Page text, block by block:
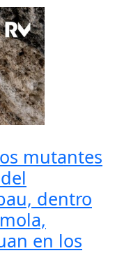
mutantes
dentro
en los